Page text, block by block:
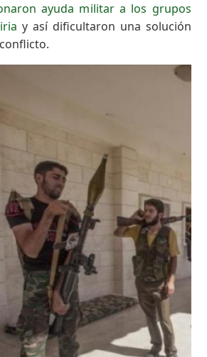
ayuda militar a los grupos
y así dificultaron una solución